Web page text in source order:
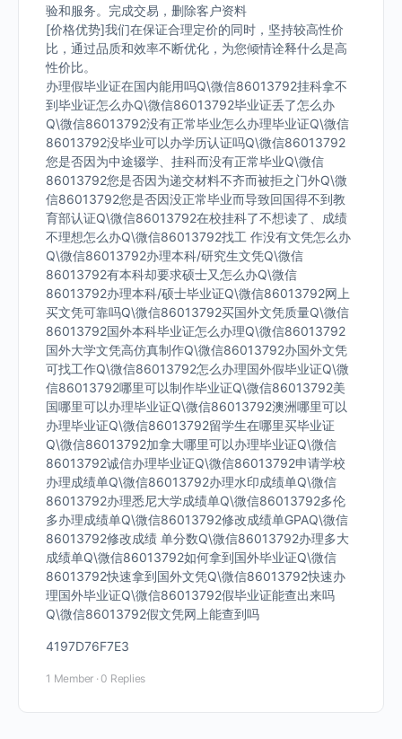
验和服务。完成交易，删除客户资料
[价格优势]我们在保证合理定价的同时，坚持较高性价
比，通过品质和效率不断优化，为您倾情诠释什么是高
性价比。
办理假毕业证在国内能用吗Q\微信86013792挂科拿不
到毕业证怎么办Q\微信86013792毕业证丢了怎么办
Q\微信86013792没有正常毕业怎么办理毕业证Q\微信
86013792没毕业可以办学历认证吗Q\微信86013792
您是否因为中途辍学、挂科而没有正常毕业Q\微信
86013792您是否因为递交材料不齐而被拒之门外Q\微
信86013792您是否因没正常毕业而导致回国得不到教
育部认证Q\微信86013792在校挂科了不想读了、成绩
不理想怎么办Q\微信86013792找工 作没有文凭怎么办
Q\微信86013792办理本科/研究生文凭Q\微信
86013792有本科却要求硕士又怎么办Q\微信
86013792办理本科/硕士毕业证Q\微信86013792网上
买文凭可靠吗Q\微信86013792买国外文凭质量Q\微信
86013792国外本科毕业证怎么办理Q\微信86013792
国外大学文凭高仿真制作Q\微信86013792办国外文凭
可找工作Q\微信86013792怎么办理国外假毕业证Q\微
信86013792哪里可以制作毕业证Q\微信86013792美
国哪里可以办理毕业证Q\微信86013792澳洲哪里可以
办理毕业证Q\微信86013792留学生在哪里买毕业证
Q\微信86013792加拿大哪里可以办理毕业证Q\微信
86013792诚信办理毕业证Q\微信86013792申请学校
办理成绩单Q\微信86013792办理水印成绩单Q\微信
86013792办理悉尼大学成绩单Q\微信86013792多伦
多办理成绩单Q\微信86013792修改成绩单GPAQ\微信
86013792修改成绩 单分数Q\微信86013792办理多大
成绩单Q\微信86013792如何拿到国外毕业证Q\微信
86013792快速拿到国外文凭Q\微信86013792快速办
理国外毕业证Q\微信86013792假毕业证能查出来吗
Q\微信86013792假文凭网上能查到吗
4197D76F7E3
1 Member · 0 Replies